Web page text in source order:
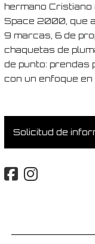
hermano
Space 2000, que
9 marcas, 6 de
chaquetas de
de punto: prendas
con un enfoque en
Solicitud de